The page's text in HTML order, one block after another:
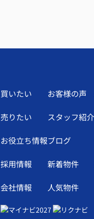
買いたい
売りたい
お役立ち情報
採用情報
会社情報
お客様の声
スタッフ紹介
ブログ
新着物件
人気物件